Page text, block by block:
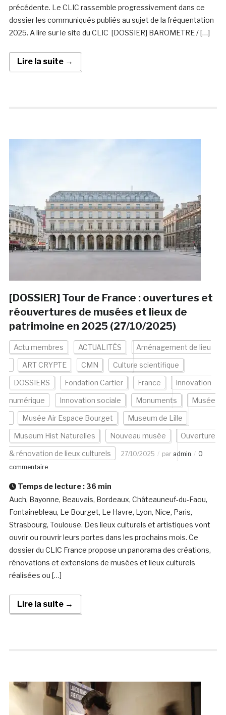
précédente. Le CLIC rassemble progressivement dans ce
dossier les communiqués publiés au sujet de la fréquentation
2025. A lire sur le site du CLIC [DOSSIER] BAROMETRE / […]
Lire la suite →
[DOSSIER] Tour de France : ouvertures et
réouvertures de musées et lieux de
patrimoine en 2025 (27/10/2025)
Actu membres ACTUALITÉS Aménagement de lieu
ART CRYPTE CMN Culture scientifique
DOSSIERS Fondation Cartier France Innovation
numérique Innovation sociale Monuments Musée
Musée Air Espace Bourget Museum de Lille
Museum Hist Naturelles Nouveau musée Ouverture
& rénovation de lieux culturels 27/10/2025 par admin
0
commentaire
Temps de lecture : 36 min
Auch, Bayonne, Beauvais, Bordeaux, Châteauneuf-du-Faou,
Fontainebleau, Le Bourget, Le Havre, Lyon, Nice, Paris,
Strasbourg, Toulouse. Des lieux culturels et artistiques vont
ouvrir ou rouvrir leurs portes dans les prochains mois. Ce
dossier du CLIC France propose un panorama des créations,
rénovations et extensions de musées et lieux culturels
réalisées ou […]
Lire la suite →